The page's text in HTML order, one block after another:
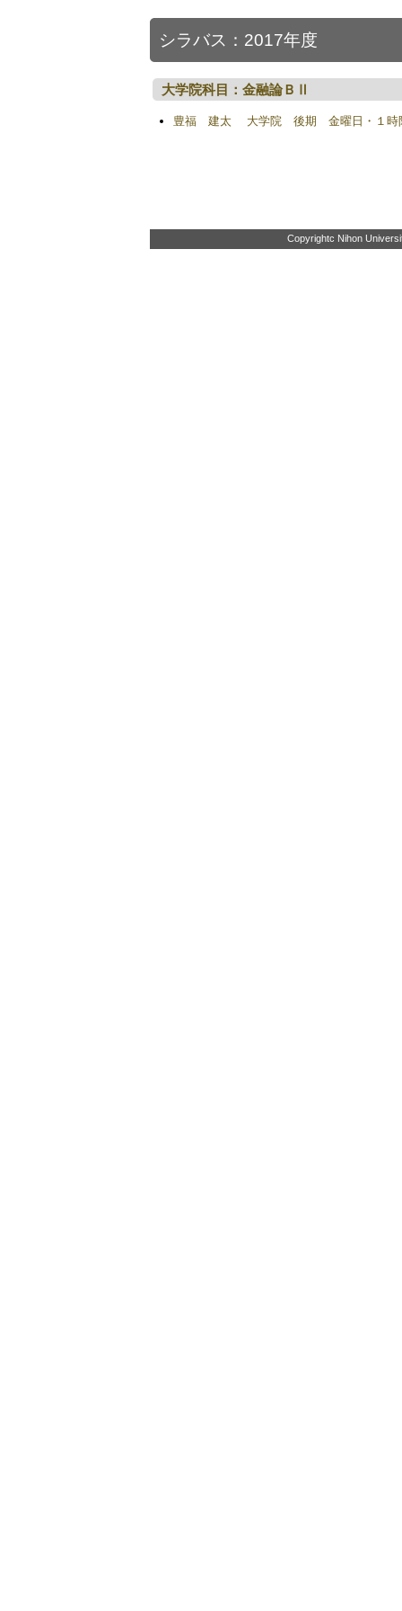
シラバス：2017年度
大学院科目：金融論ＢⅡ
豊福 建太 大学院 後期 金曜日・１時
Copyrightc Nihon